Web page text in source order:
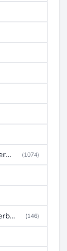
Refrigeración (heladeras, neveras, congeladores) (1074)
Tarjeta madre de PC - ( Motherboard ) (146)